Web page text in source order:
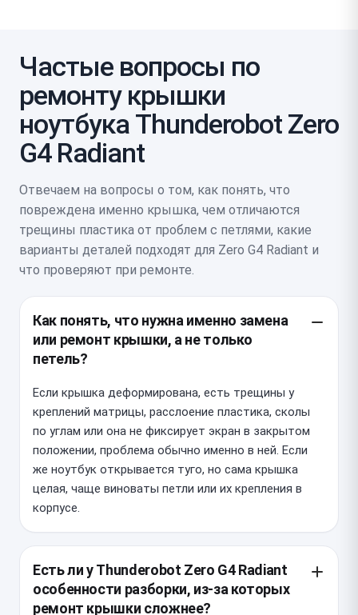
Частые вопросы по
ремонту крышки
ноутбука Thunderobot Zero
G4 Radiant
Отвечаем на вопросы о том, как понять, что
повреждена именно крышка, чем отличаются
трещины пластика от проблем с петлями, какие
варианты деталей подходят для Zero G4 Radiant и
что проверяют при ремонте.
Как понять, что нужна именно замена
или ремонт крышки, а не только
петель?
Если крышка деформирована, есть трещины у
креплений матрицы, расслоение пластика, сколы
по углам или она не фиксирует экран в закрытом
положении, проблема обычно именно в ней. Если
же ноутбук открывается туго, но сама крышка
целая, чаще виноваты петли или их крепления в
корпусе.
Есть ли у Thunderobot Zero G4 Radiant
особенности разборки, из-за которых
ремонт крышки сложнее?